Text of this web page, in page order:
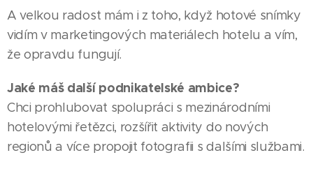
A velkou radost mám i z toho, když hotové snímky
vidím v marketingových materiálech hotelu a vím,
že opravdu fungují.
Jaké máš další podnikatelské ambice?
Chci prohlubovat spolupráci s mezinárodními
hotelovými řetězci, rozšířit aktivity do nových
regionů a více propojit fotografii s dalšími službami.